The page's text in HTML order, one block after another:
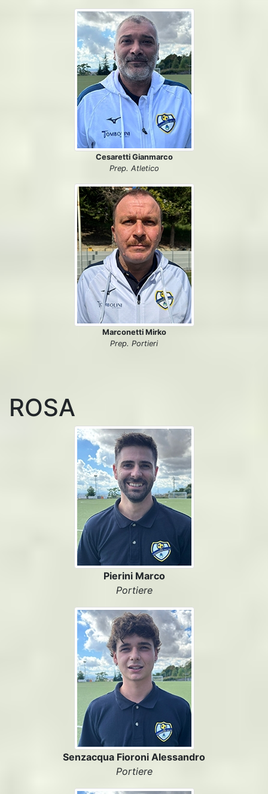
Cesaretti Gianmarco
Prep. Atletico
Marconetti Mirko
Prep. Portieri
ROSA
Pierini Marco
Portiere
Senzacqua Fioroni Alessandro
Portiere